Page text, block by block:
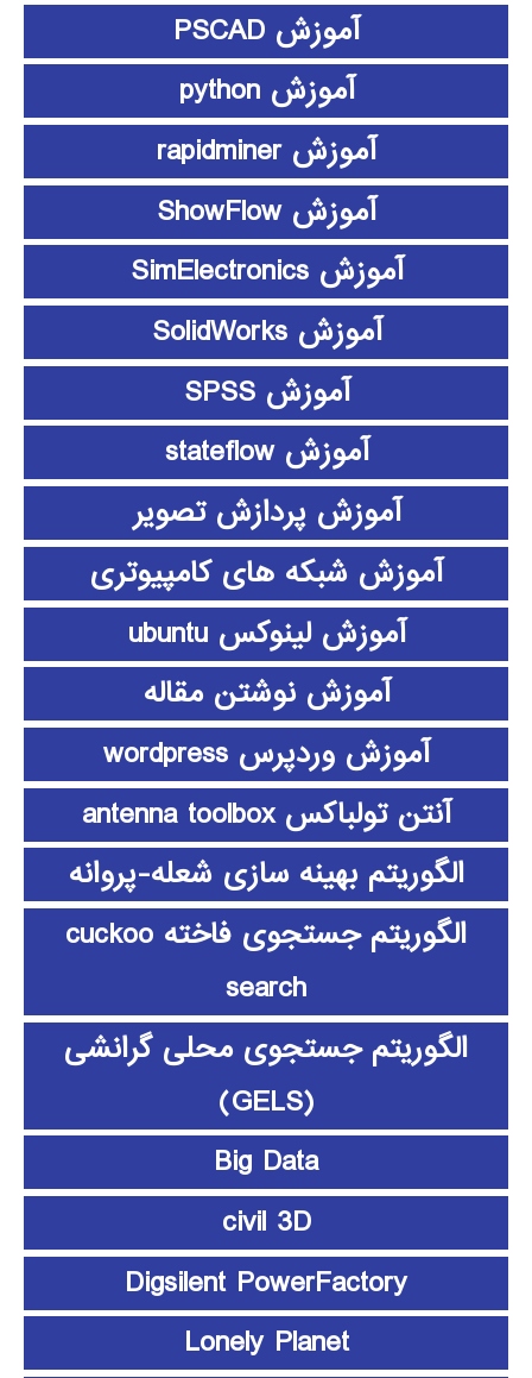
آموزش PSCAD
آموزش python
آموزش rapidminer
آموزش ShowFlow
آموزش SimElectronics
آموزش SolidWorks
آموزش SPSS
آموزش stateflow
آموزش پردازش تصویر
آموزش شبکه های کامپیوتری
آموزش لینوکس ubuntu
آموزش نوشتن مقاله
آموزش وردپرس wordpress
آنتن تولباکس antenna toolbox
الگوریتم بهینه سازی شعله-پروانه
الگوریتم جستجوی فاخته cuckoo
search
الگوریتم جستجوی محلی گرانشی
(GELS)
Big Data
civil 3D
Digsilent PowerFactory
Lonely Planet